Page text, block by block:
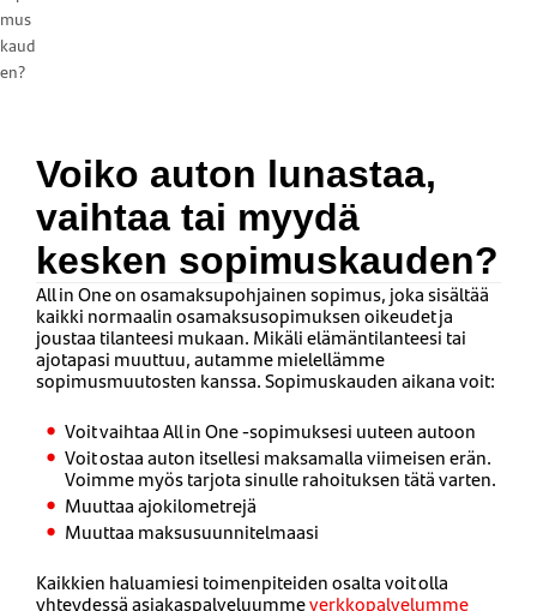
mus
kaud
en?
Voiko auton lunastaa,
vaihtaa tai myydä
kesken sopimuskauden?
All in One on osamaksupohjainen sopimus, joka sisältää
kaikki normaalin osamaksusopimuksen oikeudet ja
joustaa tilanteesi mukaan. Mikäli elämäntilanteesi tai
ajotapasi muuttuu, autamme mielellämme
sopimusmuutosten kanssa. Sopimuskauden aikana voit:
Voit vaihtaa All in One -sopimuksesi uuteen autoon
Voit ostaa auton itsellesi maksamalla viimeisen erän.
Voimme myös tarjota sinulle rahoituksen tätä varten.
Muuttaa ajokilometrejä
Muuttaa maksusuunnitelmaasi
Kaikkien haluamiesi toimenpiteiden osalta voit olla
yhteydessä asiakaspalveluummeverkkopalvelumme